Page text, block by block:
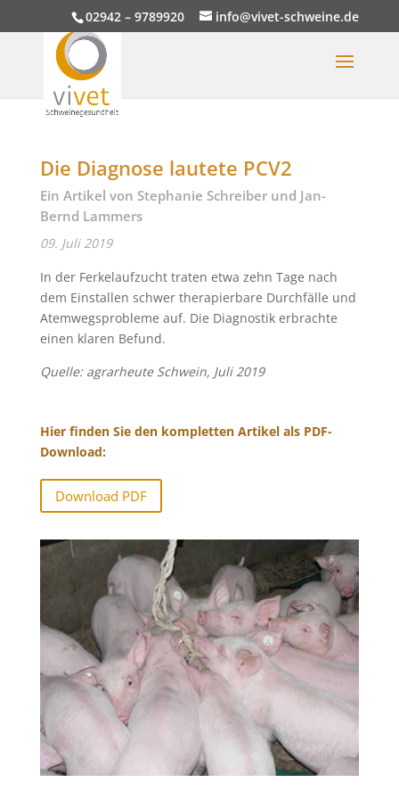
02942 – 9789920 info@vivet-schweine.de
Die Diagnose lautete PCV2
Ein Artikel von Stephanie Schreiber und Jan-
Bernd Lammers
09. Juli 2019
In der Ferkelaufzucht traten etwa zehn Tage nach
dem Einstallen schwer therapierbare Durchfälle und
Atemwegsprobleme auf. Die Diagnostik erbrachte
einen klaren Befund.
Quelle: agrarheute Schwein, Juli 2019
Hier finden Sie den kompletten Artikel als PDF-
Download:
Download PDF